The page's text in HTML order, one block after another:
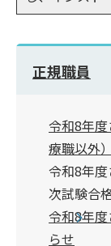
正規職員
令和8年
療職以外）
令和8年
次試験合
令和8年
らせ